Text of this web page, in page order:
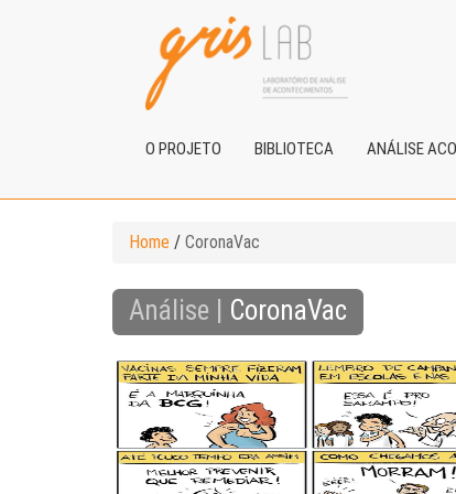
O PROJETO BIBLIOTECA ANÁLISE
Home / CoronaVac
Análise | CoronaVac